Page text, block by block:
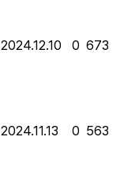
2024.12.10 0 673
2024.11.13 0 563